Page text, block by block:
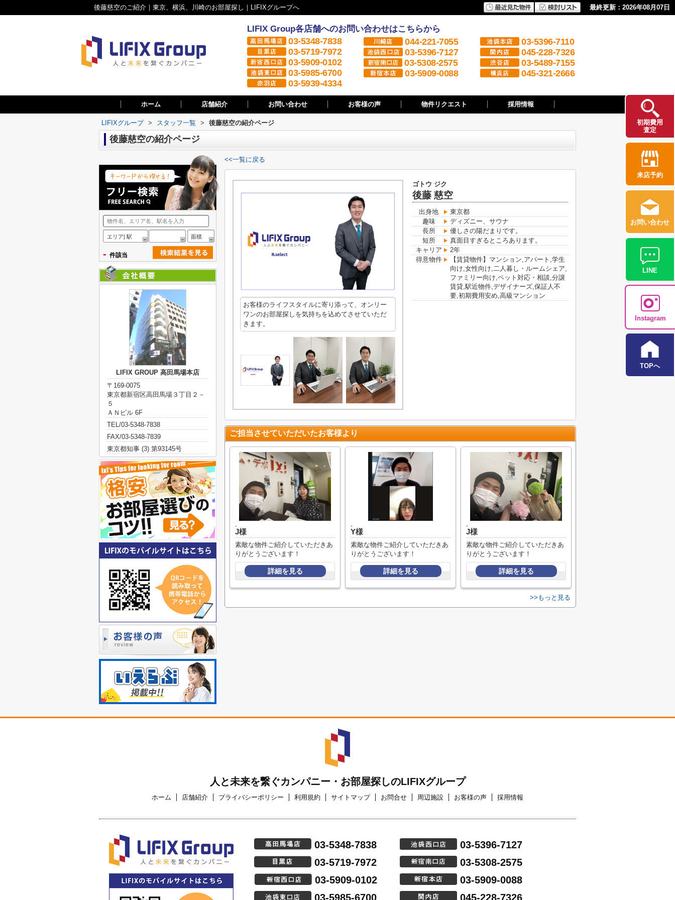
後藤慈空のご紹介｜東京、横浜、川崎のお部屋探し｜LIFIXグループへ 最終更新：2026年08月07日
LIFIX Group各店舗へのお問い合わせはこちらから
03-5348-7838
03-5719-7972
03-5909-0102
03-5985-6700
03-5939-4334
044-221-7055
03-5396-7127
03-5308-2575
03-5909-0088
03-5396-7110
045-228-7326
03-5489-7155
045-321-2666
ホーム 店舗紹介 お問い合わせ お客様の声 物件リクエスト 採用情報
LIFIXグループ > スタッフ一覧 > 後藤慈空の紹介ページ
後藤慈空の紹介ページ
<<一覧に戻る
お客様のライフスタイルに寄り添って、オンリー
ワンのお部屋探しを気持ちを込めてさせていただ
きます。
ゴトウ ジク
後藤 慈空
出身地
東京都
趣味
ディズニー、サウナ
長所
優しさの陽だまりです。
短所
真面目すぎるところあります。
キャリア
2年
得意物件
【賃貸物件】マンション,アパート,学生
向け,女性向け,二人暮し・ルームシェア,
ファミリー向け,ペット対応・相談,分譲
賃貸,駅近物件,デザイナーズ,保証人不
要,初期費用安め,高級マンション
ご担当させていただいたお客様より
-
J様
素敵な物件ご紹介していただきあ
りがとうございます！
詳細を見る
-
Y様
素敵な物件ご紹介していただきあ
りがとうございます！
詳細を見る
-
J様
素敵な物件ご紹介していただきあ
りがとうございます！
詳細を見る
>>もっと見る
エリア| 駅 面積
- 件該当
LIFIX GROUP 高田馬場本店
〒169-0075
東京都新宿区高田馬場３丁目２－
５
ＡＮビル 6F
TEL/03-5348-7838
FAX/03-5348-7839
東京都知事 (3) 第93145号
人と未来を繋ぐカンパニー・お部屋探しのLIFIXグループ
ホーム 店舗紹介 プライバシーポリシー 利用規約 サイトマップ お問合せ 周辺施設 お客様の声 採用情報
03-5348-7838
03-5719-7972
03-5909-0102
03-5985-6700
03-5396-7127
03-5308-2575
03-5909-0088
045-228-7326
初期費用
査定
来店予約
お問い合わせ
LINE
Instagram
TOPへ